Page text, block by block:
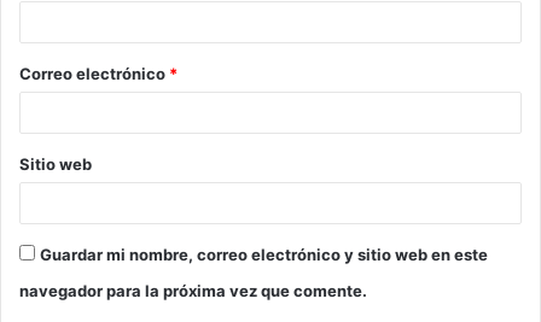
*
Correo electrónico *
Sitio web
Guardar mi nombre, correo electrónico y sitio web en este
navegador para la próxima vez que comente.